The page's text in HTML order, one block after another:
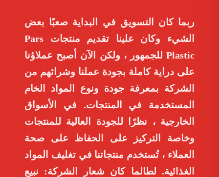
ربما كان التسويق في البداية صعبًا بعض
الشيء وكان علينا تقديم منتجات Pars
Plastic للجمهور ، ولكن الآن أصبح عملاؤنا
على دراية كاملة بجودة عملنا وشرائهم من
الشركة بمعرفة جودة ونوع المواد الخام
المستخدمة في المنتجات. في الأسواق
الخارجية ، نظرًا للجودة العالية للمنتجات
وخاصة التركيز على الحفاظ على صحة
العملاء ، تُستخدم منتجاتنا في تغليف المواد
الغذائية. لطالما كان شعار الشركة: نبيع